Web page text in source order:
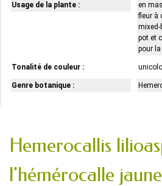
Usage de la plante :
en
fleur à
mixed-
pot et
pour
Tonalité de couleur :
Genre botanique :
Hemerocallis
l'hémérocalle